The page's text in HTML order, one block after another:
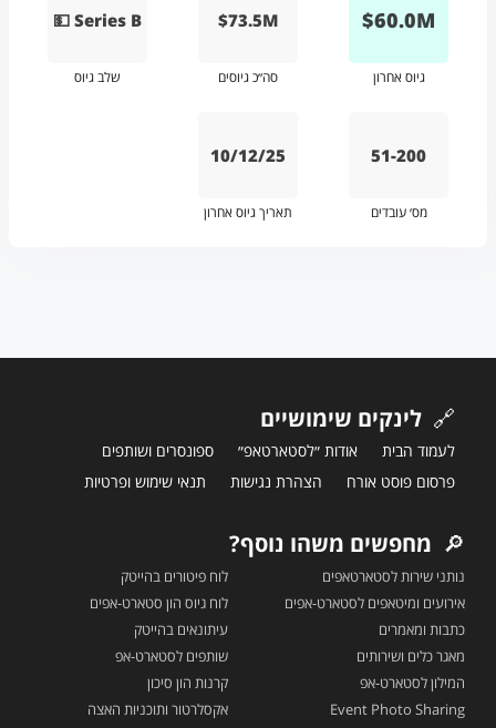
M
60.0
$
גיוס אחרון
$73.5M
סה״כ גיוסים
💵 Series B
שלב גיוס
51-200
מס׳ עובדים
10/12/25
תאריך גיוס אחרון
🔗 לינקים שימושיים
לעמוד הבית אודות ״לסטארטאפ״
ספונסרים ושותפים
פרסום פוסט אורח
הצהרת נגישות תנאי שימוש ופרטיות
🔎 מחפשים משהו נוסף?
נותני שירות לסטארטאפים
אירועים ומיטאפים לסטארט-אפים
כתבות ומאמרים
מאגר כלים ושירותים
המילון לסטארט-אפ
Event Photo Sharing
לוח פיטורים בהייטק
לוח גיוס הון סטארט-אפים
עיתונאים בהייטק
שותפים לסטארט-אפ
קרנות הון סיכון
אקסלרטור ותוכניות האצה